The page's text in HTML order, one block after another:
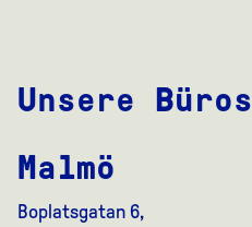
Unsere Büros
Malmö
Boplatsgatan 6,